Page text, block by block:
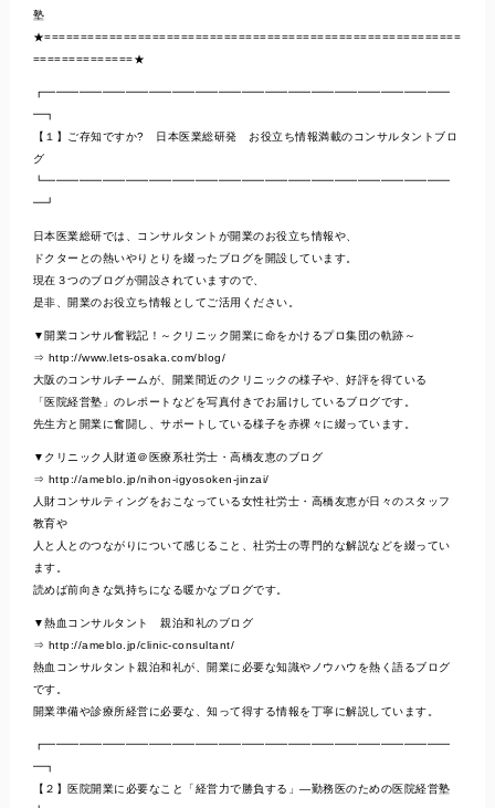
塾
★==========================================================
==============★
┏━━━━━━━━━━━━━━━━━━━━━━━━━━━━━━━━━━━
━┓
【１】ご存知ですか? 日本医業総研発 お役立ち情報満載のコンサルタントブロ
グ
┗━━━━━━━━━━━━━━━━━━━━━━━━━━━━━━━━━━━
━┛
日本医業総研では、コンサルタントが開業のお役立ち情報や、
ドクターとの熱いやりとりを綴ったブログを開設しています。
現在３つのブログが開設されていますので、
是非、開業のお役立ち情報としてご活用ください。
▼開業コンサル奮戦記！～クリニック開業に命をかけるプロ集団の軌跡～
⇒ http://www.lets-osaka.com/blog/
大阪のコンサルチームが、開業間近のクリニックの様子や、好評を得ている
「医院経営塾」のレポートなどを写真付きでお届けしているブログです。
先生方と開業に奮闘し、サポートしている様子を赤裸々に綴っています。
▼クリニック人財道＠医療系社労士・高橋友恵のブログ
⇒ http://ameblo.jp/nihon-igyosoken-jinzai/
人財コンサルティングをおこなっている女性社労士・高橋友恵が日々のスタッフ
教育や
人と人とのつながりについて感じること、社労士の専門的な解説などを綴ってい
ます。
読めば前向きな気持ちになる暖かなブログです。
▼熱血コンサルタント 親泊和礼のブログ
⇒ http://ameblo.jp/clinic-consultant/
熱血コンサルタント親泊和礼が、開業に必要な知識やノウハウを熱く語るブログ
です。
開業準備や診療所経営に必要な、知って得する情報を丁寧に解説しています。
┏━━━━━━━━━━━━━━━━━━━━━━━━━━━━━━━━━━━
━┓
【２】医院開業に必要なこと「経営力で勝負する」―勤務医のための医院経営塾